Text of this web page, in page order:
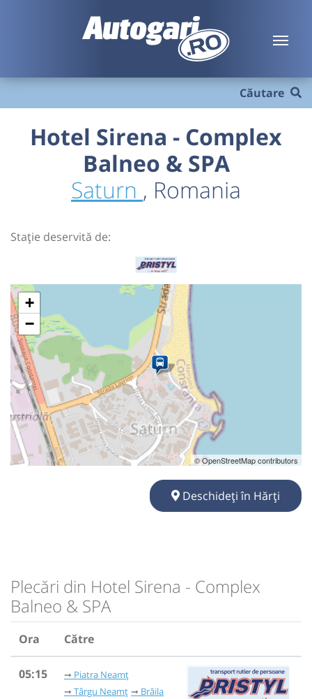
Căutare
Hotel Sirena - Complex
Balneo & SPA
Saturn , Romania
Stație deservită de:
+
−
© OpenStreetMap contributors
Deschideți în Hărți
Plecări din Hotel Sirena - Complex
Balneo & SPA
Ora Către
05:15
Piatra Neamț
Târgu Neamț
Brăila